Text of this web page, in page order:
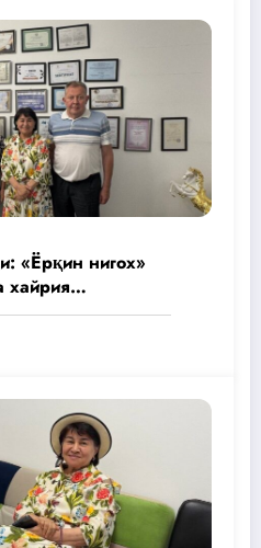
«Ёрқин нигох»
хайрия